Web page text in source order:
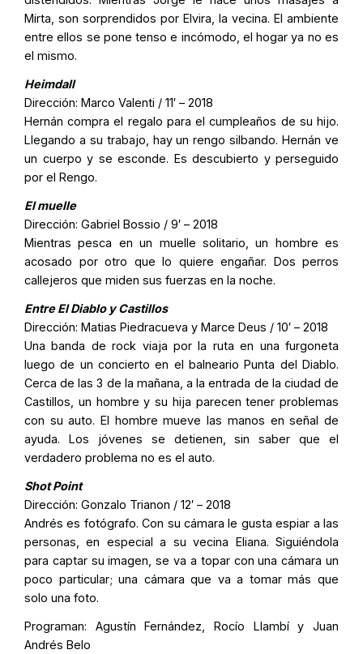
Mirta, son sorprendidos por Elvira, la vecina. El ambiente
entre ellos se pone tenso e incómodo, el hogar ya no es
el mismo.
Heimdall
Dirección: Marco Valenti / 11′ – 2018
Hernán compra el regalo para el cumpleaños de su hijo.
Llegando a su trabajo, hay un rengo silbando. Hernán ve
un cuerpo y se esconde. Es descubierto y perseguido
por el Rengo.
El muelle
Dirección: Gabriel Bossio / 9′ – 2018
Mientras pesca en un muelle solitario, un hombre es
acosado por otro que lo quiere engañar. Dos perros
callejeros que miden sus fuerzas en la noche.
Entre El Diablo y Castillos
Dirección: Matias Piedracueva y Marce Deus / 10′ – 2018
Una banda de rock viaja por la ruta en una furgoneta
luego de un concierto en el balneario Punta del Diablo.
Cerca de las 3 de la mañana, a la entrada de la ciudad de
Castillos, un hombre y su hija parecen tener problemas
con su auto. El hombre mueve las manos en señal de
ayuda. Los jóvenes se detienen, sin saber que el
verdadero problema no es el auto.
Shot Point
Dirección: Gonzalo Trianon / 12′ – 2018
Andrés es fotógrafo. Con su cámara le gusta espiar a las
personas, en especial a su vecina Eliana. Siguiéndola
para captar su imagen, se va a topar con una cámara un
poco particular; una cámara que va a tomar más que
solo una foto.
Programan: Agustín Fernández, Rocío Llambí y Juan
Andrés Belo